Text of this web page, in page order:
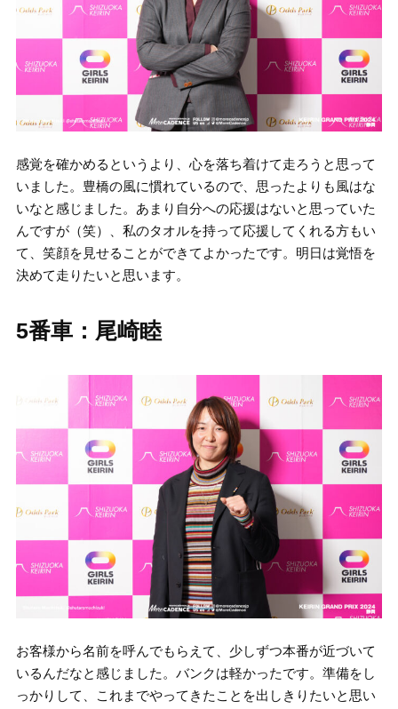
感覚を確かめるというより、心を落ち着けて走ろうと思って
いました。豊橋の風に慣れているので、思ったよりも風はな
いなと感じました。あまり自分への応援はないと思っていた
んですが（笑）、私のタオルを持って応援してくれる方もい
て、笑顔を見せることができてよかったです。明日は覚悟を
決めて走りたいと思います。
5番車：尾崎睦
お客様から名前を呼んでもらえて、少しずつ本番が近づいて
いるんだなと感じました。バンクは軽かったです。準備をし
っかりして、これまでやってきたことを出しきりたいと思い